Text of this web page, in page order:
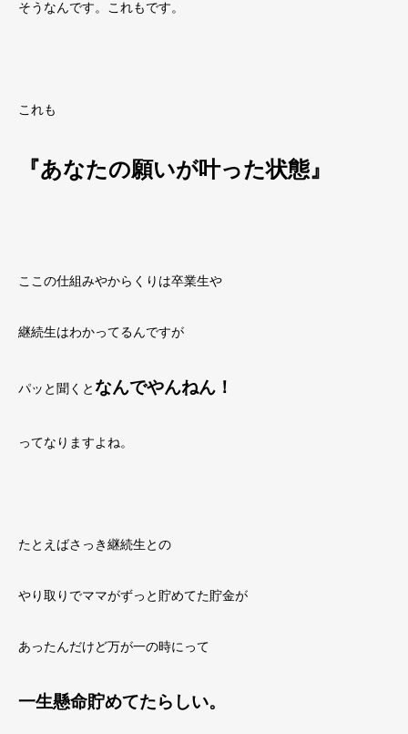
そうなんです。これもです。
これも
『あなたの願いが叶った状態』
ここの仕組みやからくりは卒業生や
継続生はわかってるんですが
パッと聞くとなんでやんねん！
ってなりますよね。
たとえばさっき継続生との
やり取りでママがずっと貯めてた貯金が
あったんだけど万が一の時にって
一生懸命貯めてたらしい。